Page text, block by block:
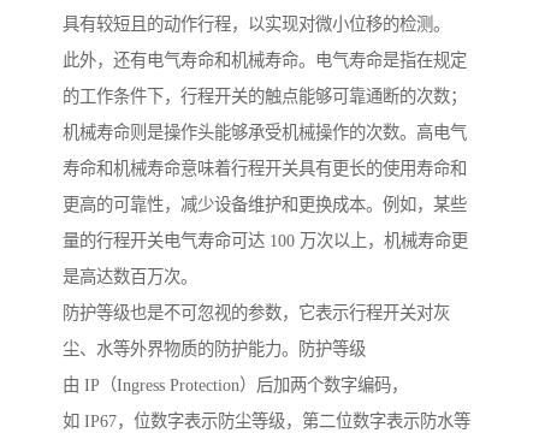
具有较短且的动作行程，以实现对微小位移的检测。
此外，还有电气寿命和机械寿命。电气寿命是指在规定
的工作条件下，行程开关的触点能够可靠通断的次数；
机械寿命则是操作头能够承受机械操作的次数。高电气
寿命和机械寿命意味着行程开关具有更长的使用寿命和
更高的可靠性，减少设备维护和更换成本。例如，某些
量的行程开关电气寿命可达 100 万次以上，机械寿命更
是高达数百万次。
防护等级也是不可忽视的参数，它表示行程开关对灰
尘、水等外界物质的防护能力。防护等级
由 IP（Ingress Protection）后加两个数字编码，
如 IP67，位数字表示防尘等级，第二位数字表示防水等